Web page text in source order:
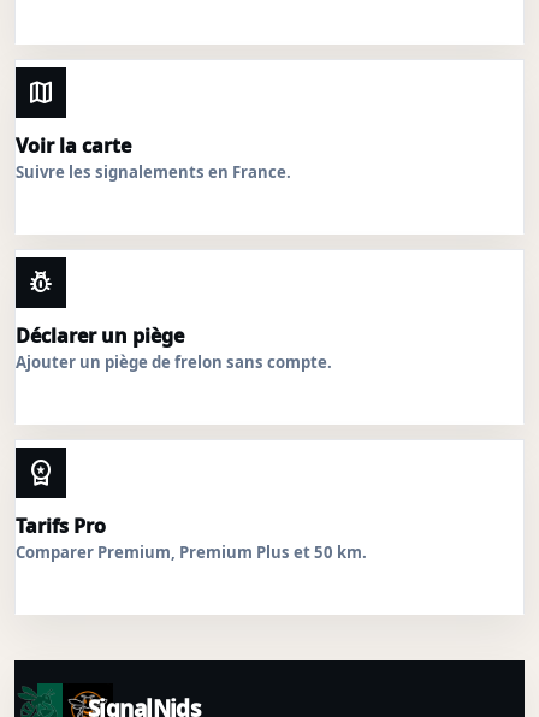
map
Voir la carte
Suivre les signalements en France.
pest_control
Déclarer un piège
Ajouter un piège de frelon sans compte.
workspace_premium
Tarifs Pro
Comparer Premium, Premium Plus et 50 km.
SignalNids